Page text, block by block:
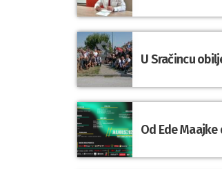
U Sračincu
Od Ede